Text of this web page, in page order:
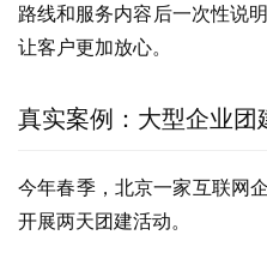
路线和服务内容后一次性说
让客户更加放心。
真实案例：大型企业团
今年春季，北京一家互联网
开展两天团建活动。